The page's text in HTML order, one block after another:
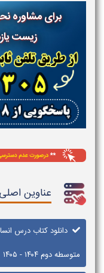
برای مشاوره
زیست
عناوین
دانلود کتاب درس
متوسطه دوم ۱۴۰۴ - ۱۴۰۵